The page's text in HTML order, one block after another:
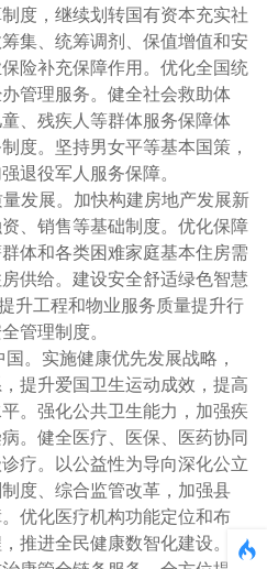
度，继续划转国有资本充实社
集、统筹调剂、保值增值和安
险补充保障作用。优化全国统
管理服务。健全社会救助体
、残疾人等群体服务保障体
度。坚持男女平等基本国策，
退役军人服务保障。
展。加快构建房地产发展新
、销售等基础制度。优化保障
体和各类困难家庭基本住房需
供给。建设安全舒适绿色智慧
升工程和物业服务质量提升行
管理制度。
实施健康优先发展战略，
提升爱国卫生运动成效，提高
。强化公共卫生能力，加强疾
。健全医疗、医保、医药协同
疗。以公益性为导向深化公立
度、综合监管改革，加强县
优化医疗机构功能定位和布
推进全民健康数智化建设。加